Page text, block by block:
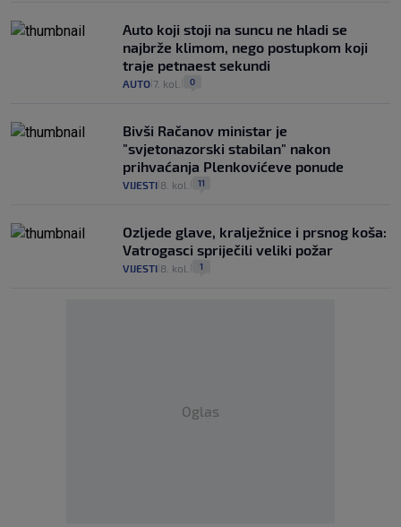
Auto koji stoji na suncu ne hladi se
najbrže klimom, nego postupkom koji
traje petnaest sekundi
AUTO 7. kol. 0
Bivši Račanov ministar je
"svjetonazorski stabilan" nakon
prihvaćanja Plenkovićeve ponude
VIJESTI 8. kol. 11
Ozljede glave, kralježnice i prsnog koša:
Vatrogasci spriječili veliki požar
VIJESTI 8. kol. 1
Oglas